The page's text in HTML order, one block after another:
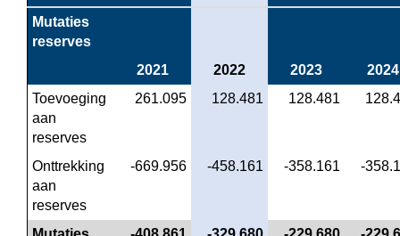
Mutaties
reserves
2021
2022 2023
2024
Toevoeging
aan
reserves
261.095 128.481 128.481
Onttrekking
aan
reserves
-669.956 -458.161 -358.161 -